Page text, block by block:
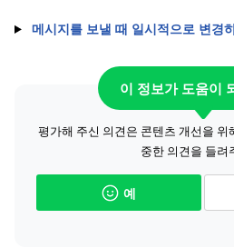
메시지를 보낼 때 일시적으로 변경
이 정보가 도움이
평가해 주신 의견은 콘텐츠 개선을 위
중한 의견을 들려
예